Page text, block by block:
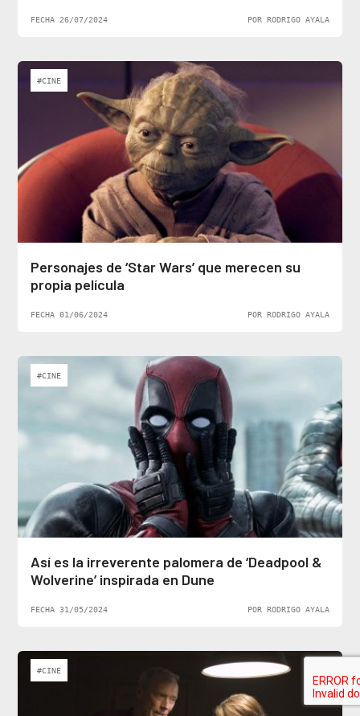
FECHA 26/07/2024 POR RODRIGO AYALA
#CINE
Personajes de ‘Star Wars’ que merecen su
propia película
FECHA 01/06/2024 POR RODRIGO AYALA
#CINE
Así es la irreverente palomera de ‘Deadpool &
Wolverine’ inspirada en Dune
FECHA 31/05/2024 POR RODRIGO AYALA
#CINE